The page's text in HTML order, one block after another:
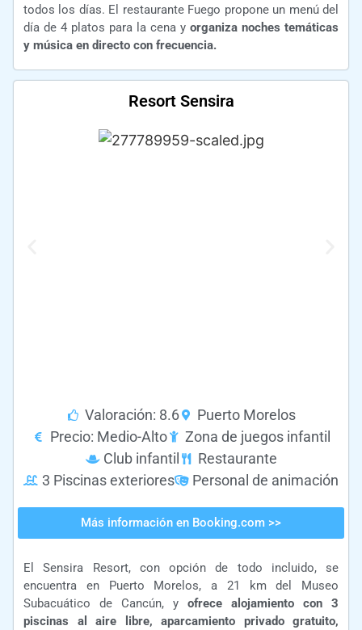
todos los días. El restaurante Fuego propone un menú del
día de 4 platos para la cena y organiza noches temáticas
y música en directo con frecuencia.
Resort Sensira
Valoración: 8.6
Puerto Morelos
Precio: Medio-Alto
Zona de juegos infantil
Club infantil
Restaurante
3 Piscinas exteriores
Personal de animación
Más información en Booking.com >>
El Sensira Resort, con opción de todo incluido, se
encuentra en Puerto Morelos, a 21 km del Museo
Subacuático de Cancún, y ofrece alojamiento con 3
piscinas al aire libre, aparcamiento privado gratuito,